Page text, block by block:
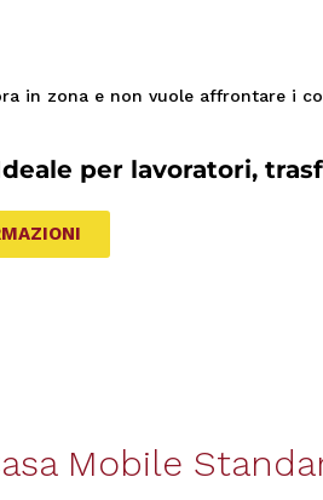
in zona e non vuole affrontare i
per lavoratori,
Mobile